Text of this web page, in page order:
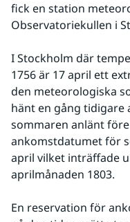
fick en station
Observatoriekullen i
I Stockholm där
1756 är 17 april ett
den meteorologiska
hänt en gång tidigare
sommaren anlänt
ankomstdatumet för
april vilket inträffade
aprilmånaden 1803.
En reservation för